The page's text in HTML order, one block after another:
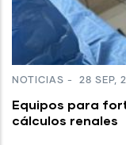
NOTICIAS - 28 SEP,
Equipos para
cálculos renales